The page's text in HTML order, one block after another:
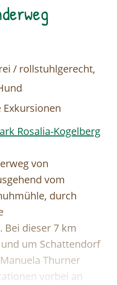
/ rollstuhlgerecht,
Rosalia-Kogelberg
von
vom
durch
Bei dieser 7 km
um Schattendorf
Thurner
vorbei an